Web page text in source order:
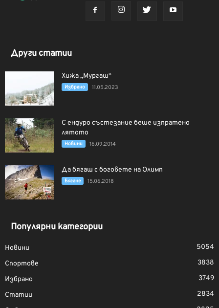
Други статии
Хижа „Мургаш“
Избрано 11.05.2023
С ендуро състезание беше изпратено
лятото
Новини 16.09.2014
Да бягаш с боговете на Олимп
Бягане 15.06.2018
Популярни категории
Новини
5054
Спортове
3838
Избрано
3749
Статии
2834